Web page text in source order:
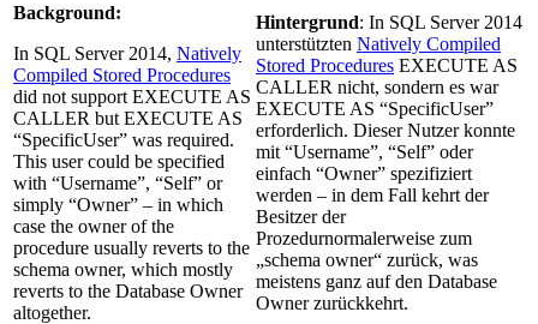
Background:
In SQL Server 2014, Natively
Compiled Stored Procedures
did not support EXECUTE AS
CALLER but EXECUTE AS
“SpecificUser” was required.
This user could be specified
with “Username”, “Self” or
simply “Owner” – in which
case the owner of the
procedure usually reverts to the
schema owner, which mostly
reverts to the Database Owner
altogether.
Hintergrund: In SQL Server 2014
unterstützten Natively Compiled
Stored Procedures EXECUTE AS
CALLER nicht, sondern es war
EXECUTE AS “SpecificUser”
erforderlich. Dieser Nutzer konnte
mit “Username”, “Self” oder
einfach “Owner” spezifiziert
werden – in dem Fall kehrt der
Besitzer der
Prozedurnormalerweise zum
„schema owner“ zurück, was
meistens ganz auf den Database
Owner zurückkehrt.